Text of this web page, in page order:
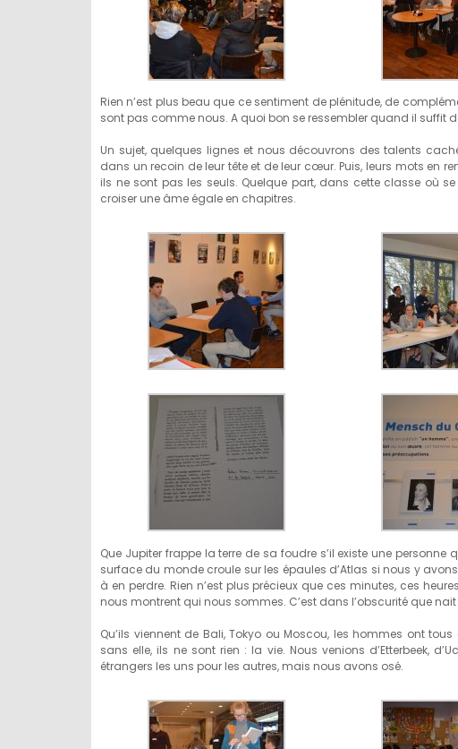
Rien n’est plus beau que ce sentiment de plénitude, de
sont pas comme nous. A quoi bon se ressembler quand il suffit de
Un sujet, quelques lignes et nous découvrons des talents
dans un recoin de leur tête et de leur cœur. Puis, leurs mots en
ils ne sont pas les seuls. Quelque part, dans cette classe où
croiser une âme égale en chapitres.
Que Jupiter frappe la terre de sa foudre s’il existe une personne
surface du monde croule sur les épaules d’Atlas si nous y
à en perdre. Rien n’est plus précieux que ces minutes, ces
nous montrent qui nous sommes. C’est dans l’obscurité que
Qu’ils viennent de Bali, Tokyo ou Moscou, les hommes ont
sans elle, ils ne sont rien : la vie. Nous venions d’Etterbeek,
étrangers les uns pour les autres, mais nous avons osé.